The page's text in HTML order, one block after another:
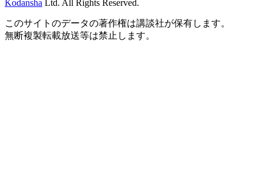
Kodansha Ltd. All Rights Reserved.
このサイトのデータの著作権は講談社が保有します。
無断複製転載放送等は禁止します。